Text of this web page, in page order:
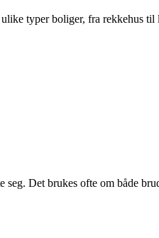
typer boliger, fra rekkehus
Det brukes ofte om både